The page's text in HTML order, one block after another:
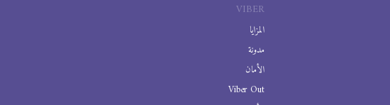
VIBER
المزايا
مدونة
الأمان
Viber Out